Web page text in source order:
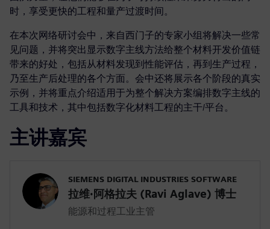
时，享受更快的工程和量产过渡时间。
在本次网络研讨会中，来自西门子的专家小组将解决一些常
见问题，并将突出显示数字主线方法给整个材料开发价值链
带来的好处，包括从材料发现到性能评估，再到生产过程，
乃至生产后处理的各个方面。会中还将展示各个阶段的真实
示例，并将重点介绍适用于为整个解决方案编排数字主线的
工具和技术，其中包括数字化材料工程的主干/平台。
主讲嘉宾
SIEMENS DIGITAL INDUSTRIES SOFTWARE
拉维·阿格拉夫 (Ravi Aglave) 博士
能源和过程工业主管